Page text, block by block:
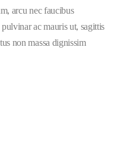
arcu nec faucibus
ac mauris ut, sagittis
non massa dignissim